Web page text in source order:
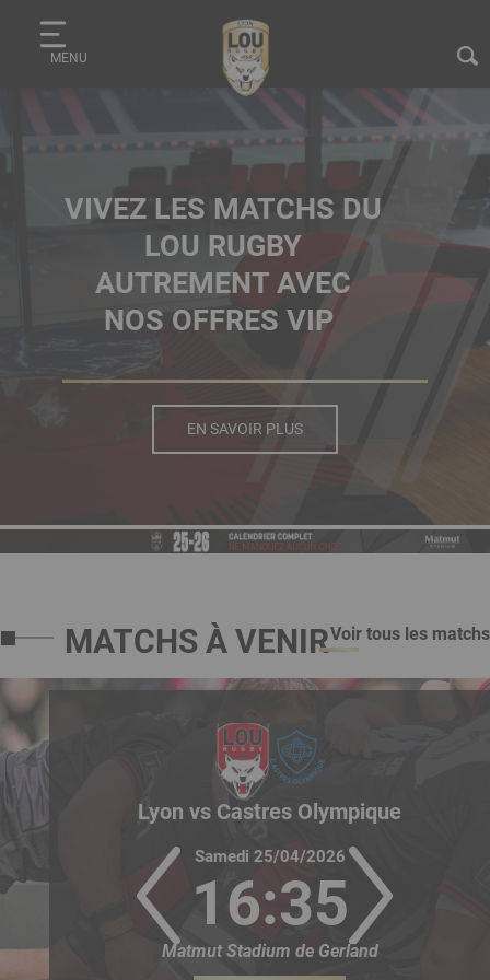
contenuMENU
VIVEZ LES MATCHS DU
LOU RUGBY
AUTREMENT AVEC
NOS OFFRES VIP
EN SAVOIR PLUS
ProchainMATCHS À VENIRBouton
tous
Voir tous les matchs
Équipe
qui
reçoit
Logo
de
l'équipe
Équipe
adverse
Logo
de
Lyon vs Castres Olympique
Samedi 25/04/2026
16:35
Matmut Stadium de Gerland